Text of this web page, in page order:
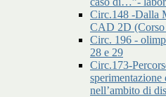
Circ.148 -Dalla
CAD 2D (Corso
Circ. 196 -
28 e 29
Circ.173-
nell’ambito di